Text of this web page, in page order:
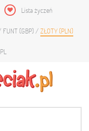
Lista życzeń
FUNT (GBP) ZŁOTY (PLN)
PL